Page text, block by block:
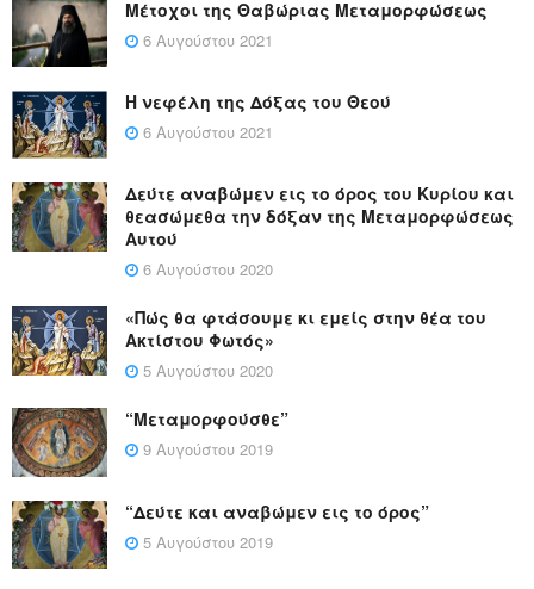
Μέτοχοι της Θαβώριας Μεταμορφώσεως
6 Αυγούστου 2021
Η νεφέλη της Δόξας του Θεού
6 Αυγούστου 2021
Δεύτε αναβώμεν εις το όρος του Κυρίου και
θεασώμεθα την δόξαν της Μεταμορφώσεως
Αυτού
6 Αυγούστου 2020
«Πώς θα φτάσουμε κι εμείς στην θέα του
Ακτίστου Φωτός»
5 Αυγούστου 2020
“Μεταμορφούσθε”
9 Αυγούστου 2019
“Δεύτε και αναβώμεν εις το όρος”
5 Αυγούστου 2019